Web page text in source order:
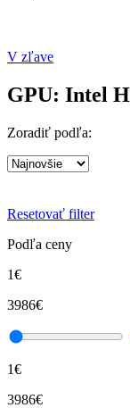
V zľave
GPU: Intel
Zoradiť podľa:
Resetovať filter
Podľa ceny
1€
3986€
1€
3986€